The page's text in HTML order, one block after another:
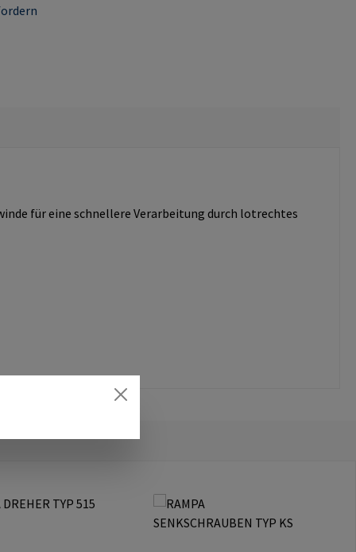
für eine schnellere Verarbeitung durch lotrechtes